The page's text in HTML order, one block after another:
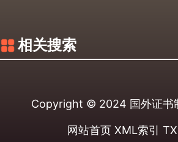
相关搜索
Copyright © 2024 国外证书
网站首页 XML索引